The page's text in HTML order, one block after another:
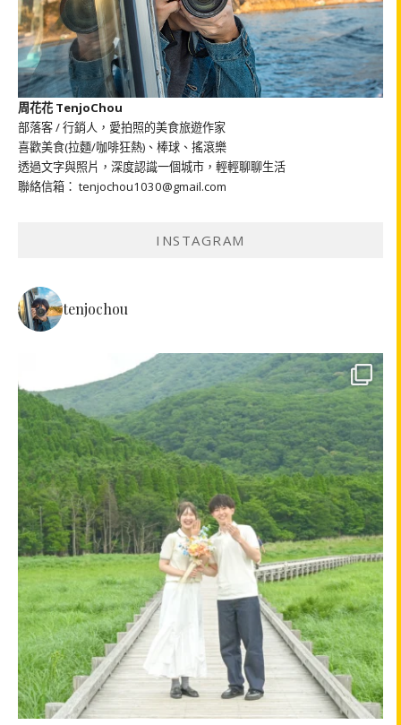
周花花 TenjoChou
部落客 / 行銷人，愛拍照的美食旅遊作家
喜歡美食(拉麵/咖啡狂熱)、棒球、搖滾樂
透過文字與照片，深度認識一個城市，輕輕聊聊生活
聯絡信箱： tenjochou1030@gmail.com
INSTAGRAM
tenjochou